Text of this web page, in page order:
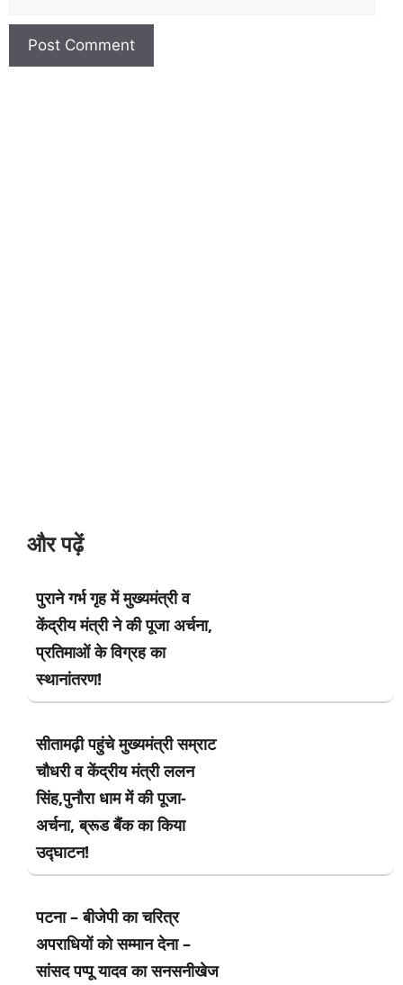
और पढ़ें
पुराने गर्भ गृह में मुख्यमंत्री व
केंद्रीय मंत्री ने की पूजा अर्चना,
प्रतिमाओं के विग्रह का
स्थानांतरण!
सीतामढ़ी पहुंचे मुख्यमंत्री सम्राट
चौधरी व केंद्रीय मंत्री ललन
सिंह,पुनौरा धाम में की पूजा-
अर्चना, ब्रूड बैंक का किया
उद्घाटन!
पटना – बीजेपी का चरित्र
अपराधियों को सम्मान देना –
सांसद पप्पू यादव का सनसनीखेज